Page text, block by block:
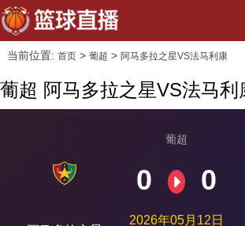
当前位置: 首页> 葡超 > 阿马多拉之星VS法马利康
葡超 阿马多拉之星VS法马利
葡超
0 0
2026年05月12日